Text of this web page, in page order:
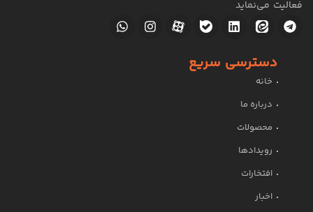
فعالیت می‌نماید
دسترسی سریع
خانه
درباره ما
محصولات
رویدادها
افتخارات
اخبار